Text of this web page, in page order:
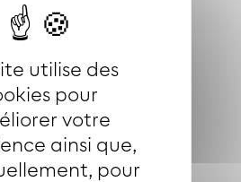
utilise des
pour
votre
ainsi que,
pour
trafic